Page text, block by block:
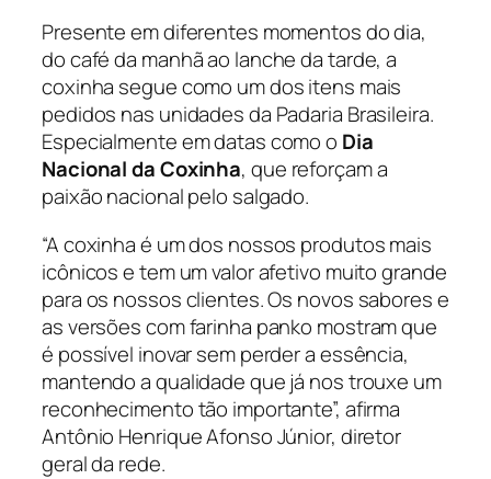
Presente em diferentes momentos do dia,
do café da manhã ao lanche da tarde, a
coxinha segue como um dos itens mais
pedidos nas unidades da Padaria Brasileira.
Especialmente em datas como o Dia
Nacional da Coxinha, que reforçam a
paixão nacional pelo salgado.
“A coxinha é um dos nossos produtos mais
icônicos e tem um valor afetivo muito grande
para os nossos clientes. Os novos sabores e
as versões com farinha panko mostram que
é possível inovar sem perder a essência,
mantendo a qualidade que já nos trouxe um
reconhecimento tão importante”, afirma
Antônio Henrique Afonso Júnior, diretor
geral da rede.